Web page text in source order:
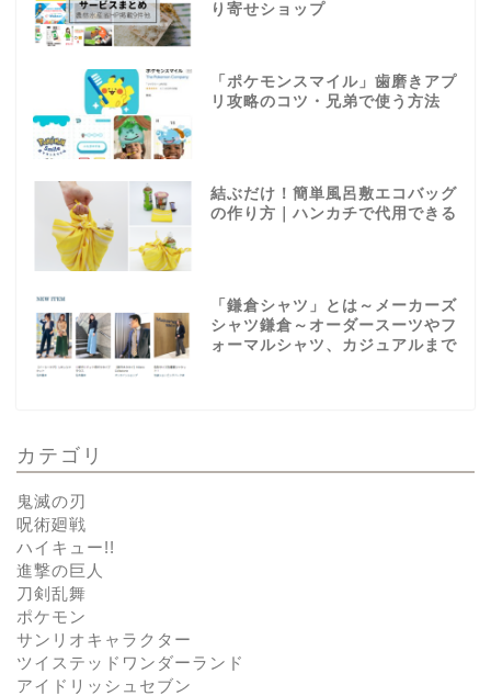
り寄せショップ
「ポケモンスマイル」歯磨きアプ
リ攻略のコツ・兄弟で使う方法
結ぶだけ！簡単風呂敷エコバッグ
の作り方｜ハンカチで代用できる
「鎌倉シャツ」とは～メーカーズ
シャツ鎌倉～オーダースーツやフ
ォーマルシャツ、カジュアルまで
カテゴリ
鬼滅の刃
呪術廻戦
ハイキュー!!
進撃の巨人
刀剣乱舞
ポケモン
サンリオキャラクター
ツイステッドワンダーランド
アイドリッシュセブン